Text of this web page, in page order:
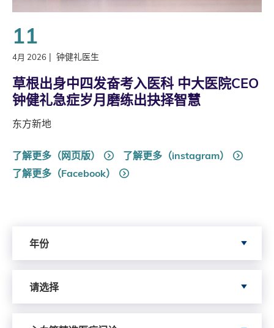
11
4月 2026 | 钟健礼医生
草根出身中四发奋考入医科 中大医院CEO
钟健礼急症岁月磨练出抉择智慧
东方新地
了解更多（网页版）
了解更多（instagram）
了解更多（Facebook）
年份
请选择